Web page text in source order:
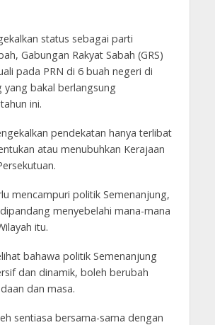
status sebagai parti
Gabungan Rakyat Sabah (GRS)
pada PRN di 6 buah negeri di
yang bakal berlangsung
ini.
pendekatan hanya terlibat
atau menubuhkan Kerajaan
mencampuri politik Semenanjung,
menyebelahi mana-mana
itu.
bahawa politik Semenanjung
dan dinamik, boleh berubah
dan masa.
sentiasa bersama-sama dengan